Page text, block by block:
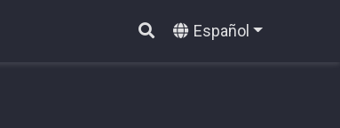
Español